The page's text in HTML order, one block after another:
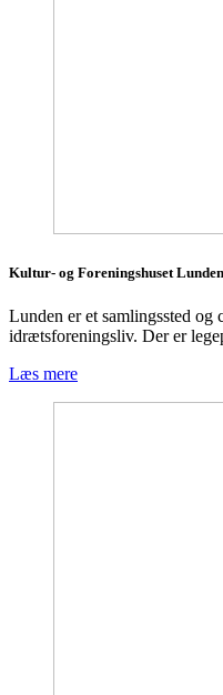
Kultur- og Foreningshuset Lunden
Lunden er et samlingssted
idrætsforeningsliv. Der er
Læs mere